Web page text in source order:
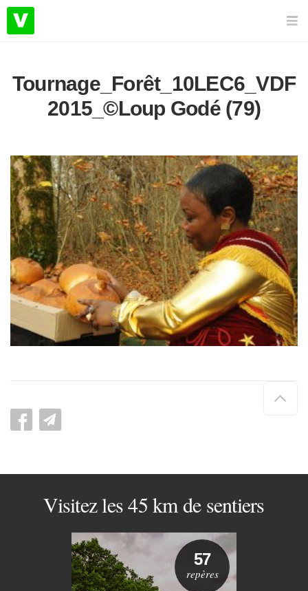
Tournage_Forêt_10LEC6_VDF
2015_©Loup Godé (79)
de
Visitez les 45 km de sentiers
57
repères